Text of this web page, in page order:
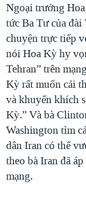
NGƯ DÂN VIỆT VÀ
BÊN KIA QUỐC
QUAN HỆ VIỆT MỸ
Ngoại trưởng
tức Ba Tư của
chuyện trực tiếp
nói Hoa Kỳ hy
Tehran” trên
Kỳ rất muốn cải
và khuyến khích
Kỳ.” Và bà
Washington tìm
dân Iran có thể
theo bà Iran đã
mạng.